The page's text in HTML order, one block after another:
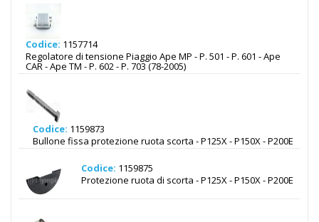
Codice: 1157714
Regolatore di tensione Piaggio Ape MP - P. 501 - P. 601 - Ape
CAR - Ape TM - P. 602 - P. 703 (78-2005)
Codice: 1159873
Bullone fissa protezione ruota scorta - P125X - P150X - P200E
Codice: 1159875
Protezione ruota di scorta - P125X - P150X - P200E